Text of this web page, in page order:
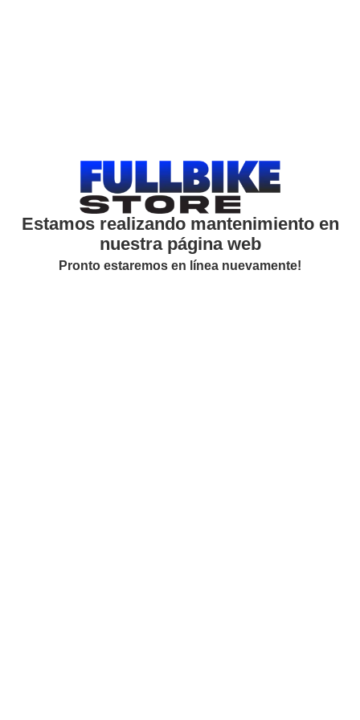
Estamos realizando mantenimiento en
nuestra página web
Pronto estaremos en línea nuevamente!